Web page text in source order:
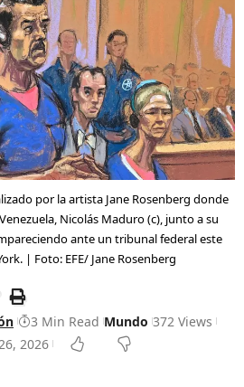
por la artista Jane Rosenberg donde
Nicolás Maduro (c), junto a su
ante un tribunal federal este
| Foto: EFE/ Jane Rosenberg
3 Min Read Mundo 372 Views
2026